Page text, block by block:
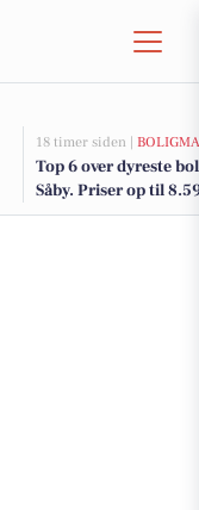
18 timer siden |
Top 6 over dyreste
Såby. Priser op til